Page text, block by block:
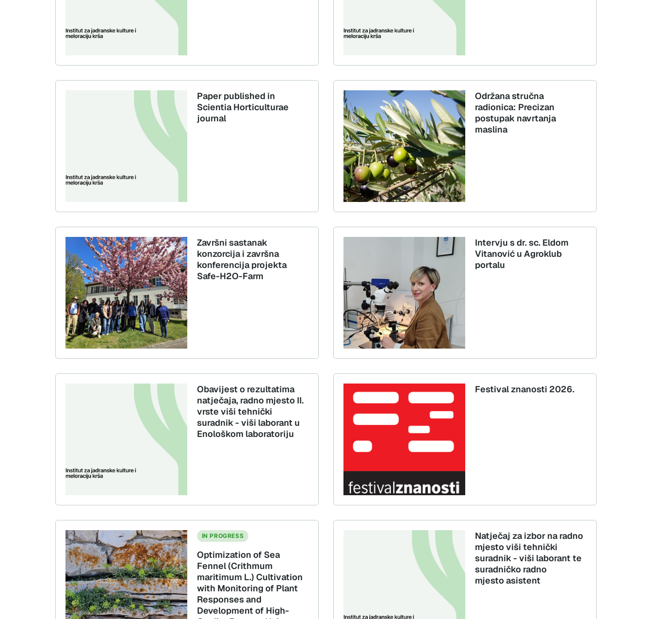
Paper published in
Scientia Horticulturae
journal
Održana stručna
radionica: Precizan
postupak navrtanja
maslina
Završni sastanak
konzorcija i završna
konferencija projekta
Safe-H2O-Farm
Intervju s dr. sc. Eldom
Vitanović u Agroklub
portalu
Obavijest o rezultatima
natječaja, radno mjesto II.
vrste viši tehnički
suradnik - viši laborant u
Enološkom laboratoriju
Festival znanosti 2026.
IN PROGRESS
Optimization of Sea
Fennel (Crithmum
maritimum L.) Cultivation
with Monitoring of Plant
Responses and
Development of High-
Natječaj za izbor na radno
mjesto viši tehnički
suradnik - viši laborant te
suradničko radno
mjesto asistent